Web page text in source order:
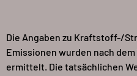
Die Angaben zu Kraftstoff-/
Emissionen wurden nach
ermittelt. Die tatsächlichen